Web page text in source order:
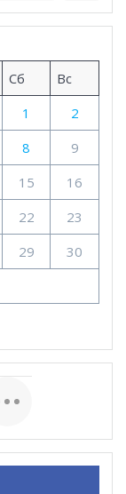
Сб
Вс
1
2
8
9
15
16
22
23
29
30